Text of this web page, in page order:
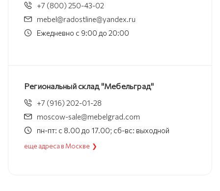
+7 (800) 250-43-02
mebel@radostline@yandex.ru
Ежедневно с 9:00 до 20:00
Региональный склад "Мебельград"
+7 (916) 202-01-28
moscow-sale@mebelgrad.com
пн-пт: с 8.00 до 17.00; сб-вс: выходной
еще адреса в Москве ❯